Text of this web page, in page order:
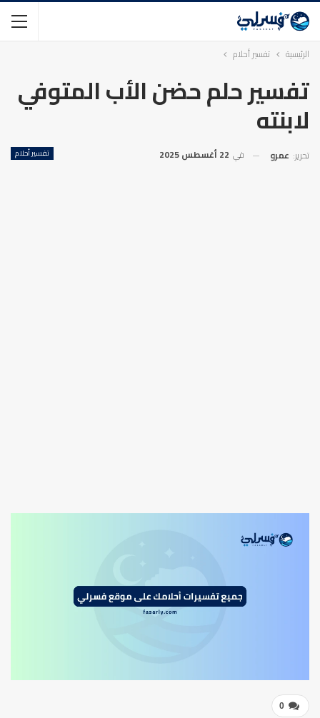
الرئيسية تفسير أحلام
تفسير حلم حضن الأب المتوفي
لابنته
تفسير أحلام تحرير: عمرو في 22 أغسطس 2025
0